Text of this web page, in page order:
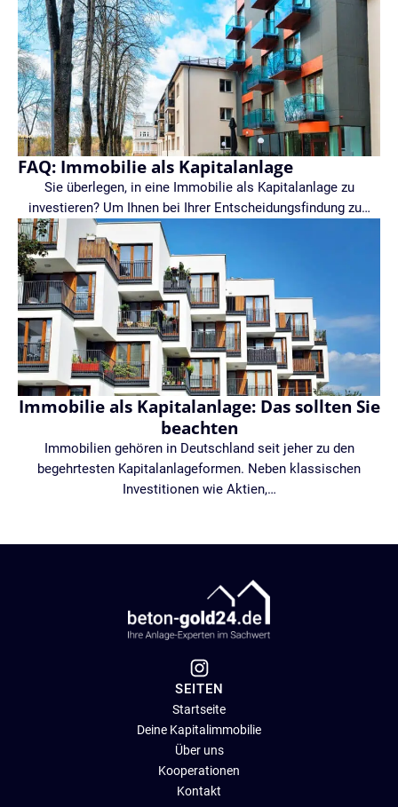
FAQ: Immobilie als Kapitalanlage
Sie überlegen, in eine Immobilie als Kapitalanlage zu
investieren? Um Ihnen bei Ihrer Entscheidungsfindung zu…
Immobilie als Kapitalanlage: Das sollten Sie
beachten
Immobilien gehören in Deutschland seit jeher zu den
begehrtesten Kapitalanlageformen. Neben klassischen
Investitionen wie Aktien,…
SEITEN
Startseite
Deine Kapitalimmobilie
Über uns
Kooperationen
Kontakt